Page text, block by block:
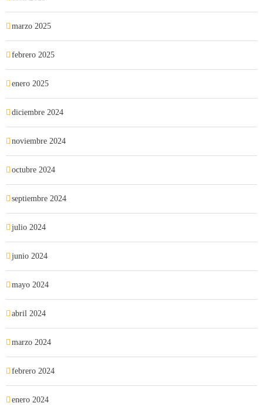
marzo 2025
febrero 2025
enero 2025
diciembre 2024
noviembre 2024
octubre 2024
septiembre 2024
julio 2024
junio 2024
mayo 2024
abril 2024
marzo 2024
febrero 2024
enero 2024